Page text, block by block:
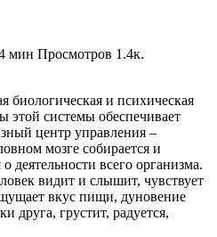
мин Просмотров 1.4к.
биологическая и психическая
этой системы обеспечивает
центр управления –
мозге собирается и
деятельности всего организма.
видит и слышит, чувствует
вкус пищи, дуновение
друга, грустит, радуется,